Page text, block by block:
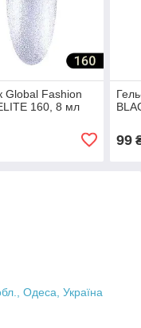
Global Fashion
160, 8 мл
99
Одеса, Україна